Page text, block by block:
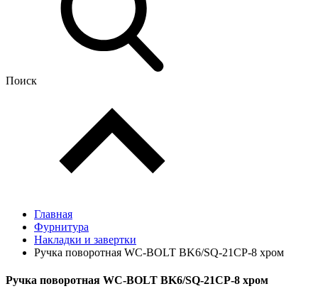
Поиск
Главная
Фурнитура
Накладки и завертки
Ручка поворотная WC-BOLT BK6/SQ-21CP-8 хром
Ручка поворотная WC-BOLT BK6/SQ-21CP-8 хром